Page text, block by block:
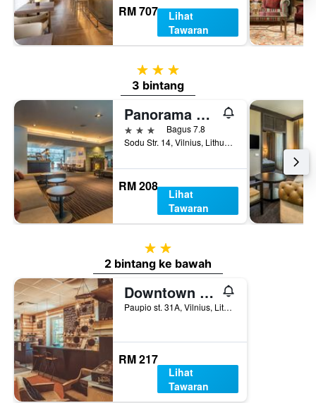
RM 707
Lihat
Tawaran
3 bintang
3 bintang
Panorama Hotel
3 bintangBagus 7.8
Sodu Str. 14, Vilnius, Lithuania
RM 208
Lihat
Tawaran
2 bintang
2 bintang ke bawah
Downtown Forest Hostel & Camping
Paupio st. 31A, Vilnius, Lithuania
RM 217
Lihat
Tawaran